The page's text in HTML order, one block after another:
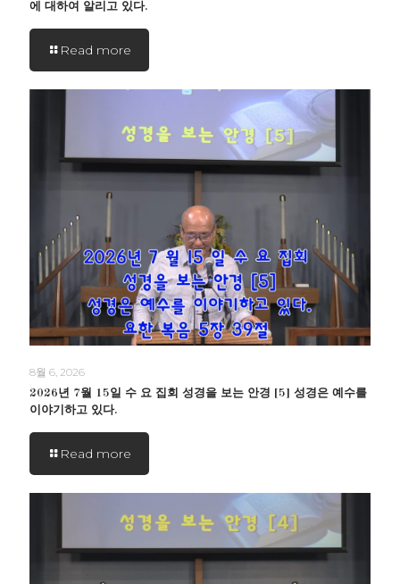
에 대하여 알리고 있다.
Read more
8월 6, 2026
2026년 7월 15일 수 요 집회 성경을 보는 안경 [5] 성경은 예수를
이야기하고 있다.
Read more